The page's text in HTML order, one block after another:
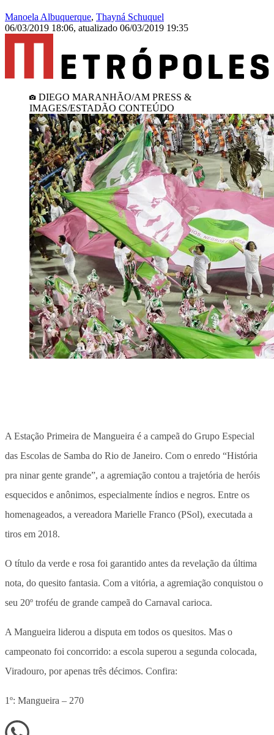
Manoela Albuquerque, Thayná Schuquel
06/03/2019 18:06, atualizado 06/03/2019 19:35
DIEGO MARANHÃO/AM PRESS &
IMAGES/ESTADÃO CONTEÚDO
A Estação Primeira de Mangueira é a campeã do Grupo Especial
das Escolas de Samba do Rio de Janeiro. Com o enredo “História
pra ninar gente grande”, a agremiação contou a trajetória de heróis
esquecidos e anônimos, especialmente índios e negros. Entre os
homenageados, a vereadora Marielle Franco (PSol), executada a
tiros em 2018.
O título da verde e rosa foi garantido antes da revelação da última
nota, do quesito fantasia. Com a vitória, a agremiação conquistou o
seu 20º troféu de grande campeã do Carnaval carioca.
A Mangueira liderou a disputa em todos os quesitos. Mas o
campeonato foi concorrido: a escola superou a segunda colocada,
Viradouro, por apenas três décimos. Confira:
1º: Mangueira – 270